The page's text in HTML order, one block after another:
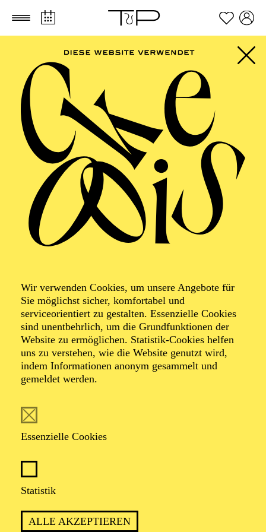
Zum Hauptinhalt springen Zum Footer springen
Wir verwenden Cookies, um unsere Angebote für
Sie möglichst sicher, komfortabel und
serviceorientiert zu gestalten. Essenzielle Cookies
sind unentbehrlich, um die Grundfunktionen der
Website zu ermöglichen. Statistik-Cookies helfen
uns zu verstehen, wie die Website genutzt wird,
indem Informationen anonym gesammelt und
gemeldet werden.
Essenzielle Cookies
Statistik
ALLE AKZEPTIEREN
AALTO MUSIKTHEATER
Cavalleria
rusticana/
I Pagliacci
Oper in einem Aufzug von Pietro Mascagni / Drama in
einem Prolog und zwei Akten von Ruggero
Libretto von Giovanni Targioni-Tozzetti und Guido